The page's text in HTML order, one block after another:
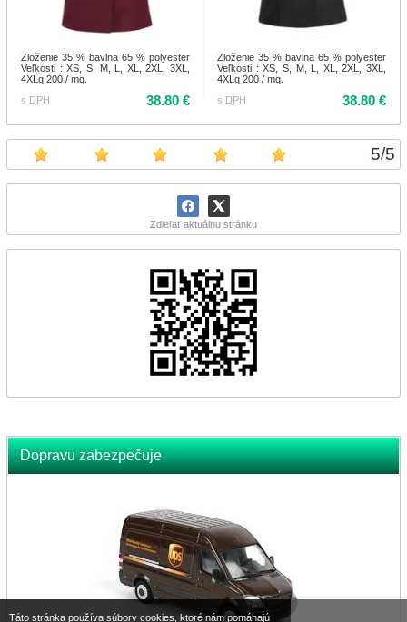
5/5
Zdieľať aktuálnu stránku
Dopravu zabezpečuje
Zloženie 35 % bavlna 65 % polyester
Veľkosti : XS, S, M, L, XL, 2XL, 3XL,
4XLg 200 / mq.
s DPH
38.80 €
Zloženie 35 % bavlna 65 % polyester
Veľkosti : XS, S, M, L, XL, 2XL, 3XL,
4XLg 200 / mq.
s DPH
38.80 €
Táto stránka používa súbory cookies, ktoré nám pomáhajú